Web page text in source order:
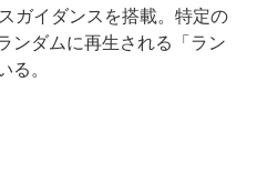
ガイダンスを搭載。特定の
ンダムに再⽣される「ラン
る。